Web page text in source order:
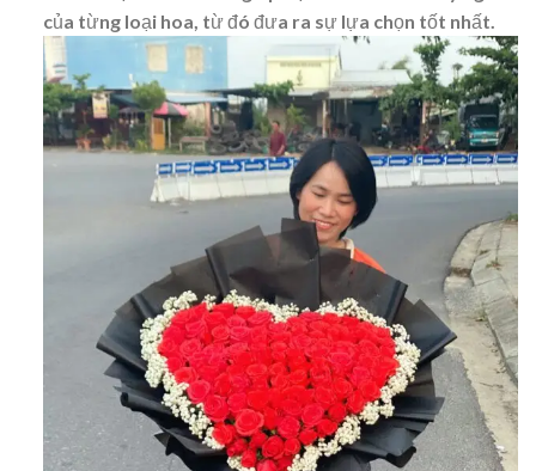
của từng loại hoa, từ đó đưa ra sự lựa chọn tốt nhất.